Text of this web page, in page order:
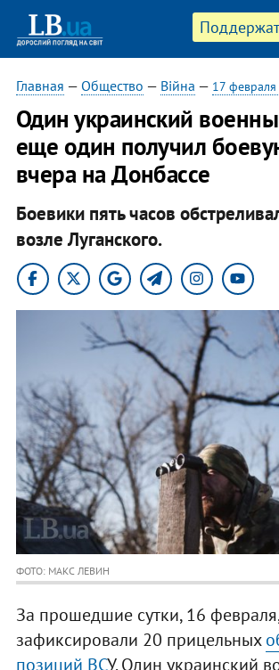
Главная — Общество — Війна — 17
​Один украинский
еще один получил
вчера на Донбассе
Боевики пять часов
возле Луганского.
ФОТО: МАКС ЛЕВИН
За прошедшие сутки, 16
зафиксировали 20 прицельных
позиций ВСУ. Один украинский